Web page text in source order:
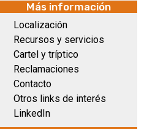
Más información
Localización
Recursos y servicios
Cartel y tríptico
Reclamaciones
Contacto
Otros links de interés
LinkedIn